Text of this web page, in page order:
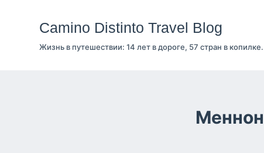
Camino Distinto Travel Blog
Жизнь в путешествии: 14 лет в дороге, 57 стран в копилке.